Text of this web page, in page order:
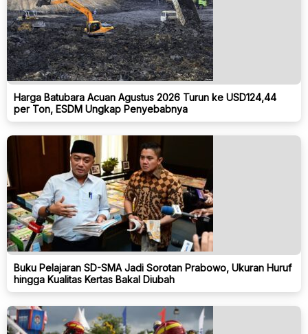
Harga Batubara Acuan Agustus 2026 Turun ke USD124,44
per Ton, ESDM Ungkap Penyebabnya
Buku Pelajaran SD-SMA Jadi Sorotan Prabowo, Ukuran Huruf
hingga Kualitas Kertas Bakal Diubah